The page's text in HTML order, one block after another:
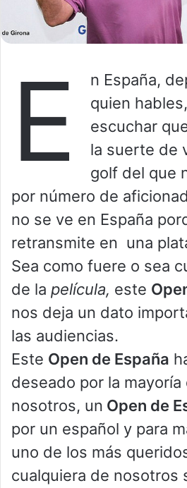
E
n España,
quien
escuchar
la suerte de
golf del que
por número de
no se ve en España
retransmite en una
Sea como fuere o sea
de la película, este
nos deja un dato
las audiencias.
Este Open de España
deseado por la
nosotros, un Open de
por un español y para
uno de los más
cualquiera de nosotros